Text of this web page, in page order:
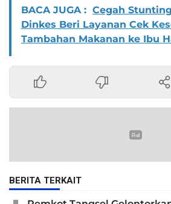
BACA JUGA : Cegah
Dinkes Beri Layanan Cek
Tambahan Makanan ke Ibu
BERITA TERKAIT